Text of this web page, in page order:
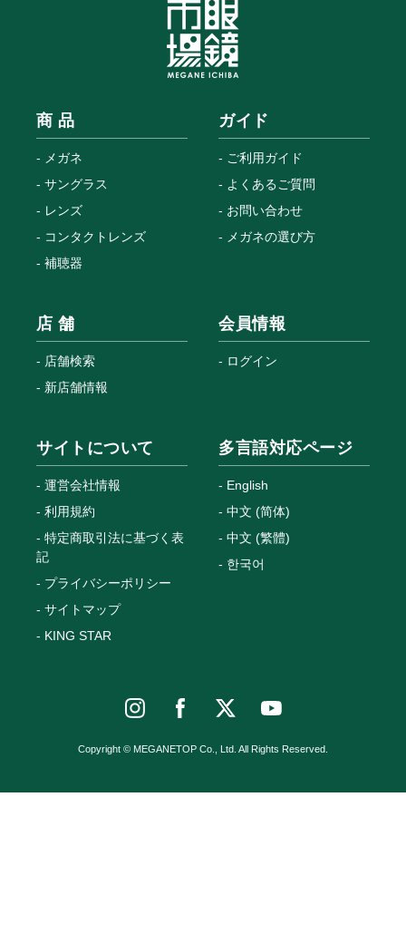
商 品
メガネ
サングラス
レンズ
コンタクトレンズ
補聴器
ガイド
ご利用ガイド
よくあるご質問
お問い合わせ
メガネの選び方
店 舗
店舗検索
新店舗情報
会員情報
ログイン
サイトについて
運営会社情報
利用規約
特定商取引法に基づく表
記
プライバシーポリシー
サイトマップ
KING STAR
多言語対応ページ
English
中文 (简体)
中文 (繁體)
한국어
Copyright © MEGANETOP Co., Ltd. All Rights Reserved.